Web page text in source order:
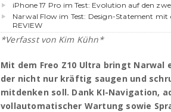
iPhone 17 Pro im Test: Evolution auf den
Narwal Flow im Test: Design-Statement mit
REVIEW
*Verfasst von Kim Kühn*
Mit dem Freo Z10 Ultra bringt
der nicht nur kräftig saugen und
mitdenken soll. Dank KI-Navigation,
vollautomatischer Wartung sowie